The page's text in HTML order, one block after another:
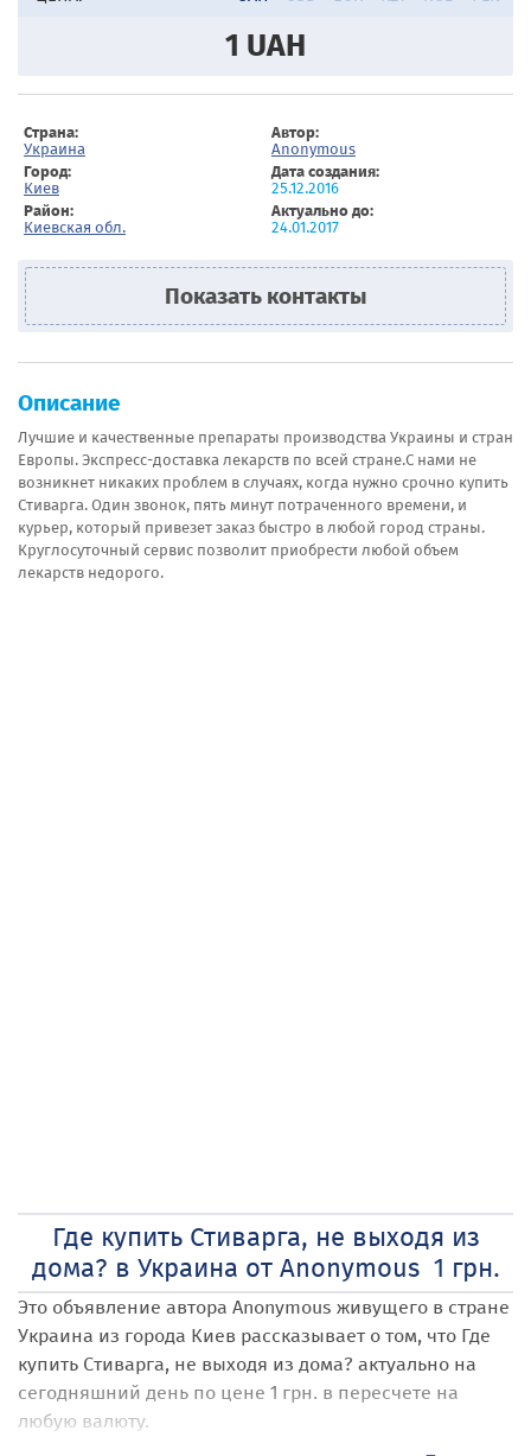
1 UAH
Страна:
Украина
Автор:
Anonymous
Город:
Киев
Дата создания:
25.12.2016
Район:
Киевская обл.
Актуально до:
24.01.2017
Показать контакты
Описание
Лучшие и качественные препараты производства Украины и стран
Европы. Экспресс-доставка лекарств по всей стране.С нами не
возникнет никаких проблем в случаях, когда нужно срочно купить
Стиварга. Один звонок, пять минут потраченного времени, и
курьер, который привезет заказ быстро в любой город страны.
Круглосуточный сервис позволит приобрести любой объем
лекарств недорого.
Где купить Стиварга, не выходя из
дома? в Украина от Anonymous 1 грн.
Это объявление автора Anonymous живущего в стране
Украина из города Киев рассказывает о том, что Где
купить Стиварга, не выходя из дома? актуально на
сегодняшний день по цене 1 грн. в пересчете на
любую валюту.